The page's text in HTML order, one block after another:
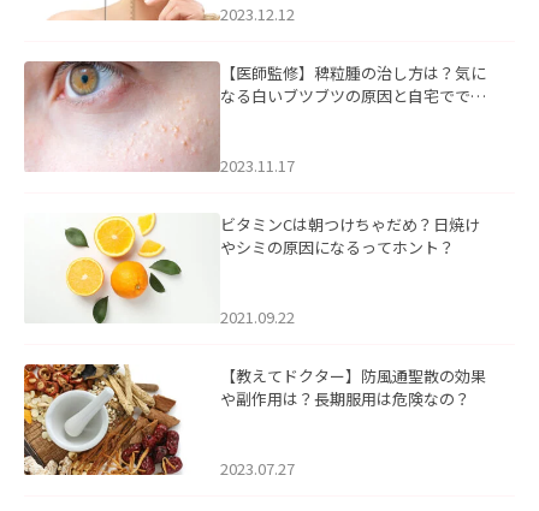
2023.12.12
【医師監修】稗粒腫の治し方は？気に
なる白いブツブツの原因と自宅ででき
2023.11.17
ビタミンCは朝つけちゃだめ？日焼け
やシミの原因になるってホント？
2021.09.22
【教えてドクター】防風通聖散の効果
や副作用は？長期服用は危険なの？
2023.07.27